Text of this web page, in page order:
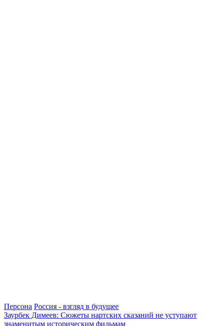
Персона Россия - взгляд в будущее
Заурбек Димеев: Сюжеты нартских сказаний не уступают
знаменитым историческим фильмам